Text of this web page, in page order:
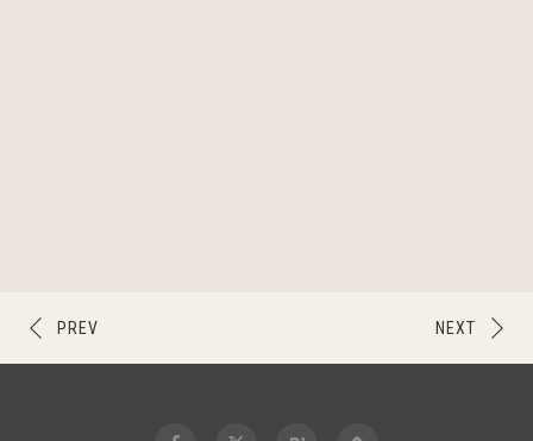
NEXT
PREV